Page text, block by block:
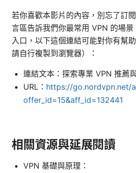
若你喜歡本影片的內容，別忘了訂
言區告訴我們你最常用 VPN 的場
入口，以下這個連結可能對你有幫
請自行複製到瀏覽器）：
連結文本：探索專業 VPN 推薦
URL： https://go.nordvpn.net/
offer_id=15&aff_id=132441
相關資源與延展閱讀
VPN 基礎與原理：